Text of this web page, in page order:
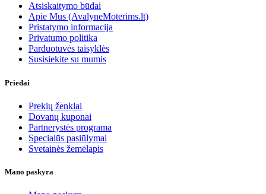
Atsiskaitymo būdai
Apie Mus (AvalyneMoterims.lt)
Pristatymo informacija
Privatumo politika
Parduotuvės taisyklės
Susisiekite su mumis
Priedai
Prekių ženklai
Dovanų kuponai
Partnerystės programa
Specialūs pasiūlymai
Svetainės žemėlapis
Mano paskyra